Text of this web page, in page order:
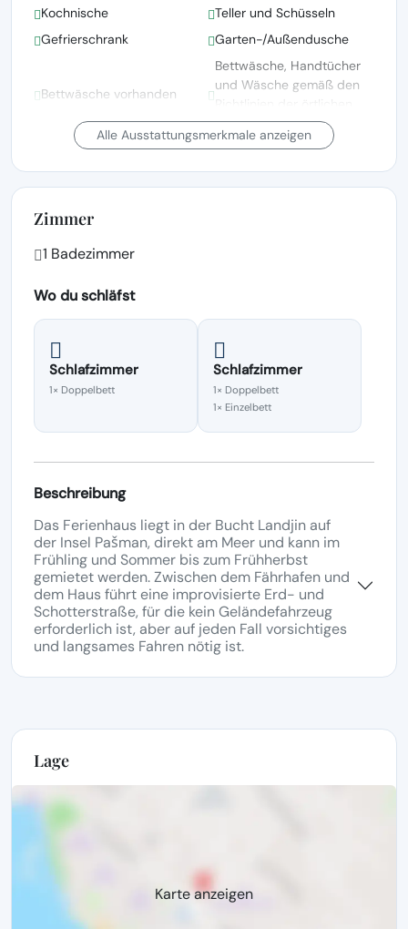
Kochnische
Teller und Schüsseln
Gefrierschrank
Garten-/Außendusche
Bettwäsche vorhanden
Bettwäsche, Handtücher
und Wäsche gemäß den
Behörden gewaschen
Garten
Grillen
Gartenmöbel
Gartenblick
Alle Ausstattungsmerkmale anzeigen
Zimmer
1 Badezimmer
Wo du schläfst
Schlafzimmer
1× Doppelbett
Schlafzimmer
1× Doppelbett
1× Einzelbett
Beschreibung
Das Ferienhaus liegt in der Bucht Landjin auf
der Insel Pašman, direkt am Meer und kann im
Frühling und Sommer bis zum Frühherbst
gemietet werden. Zwischen dem Fährhafen und
dem Haus führt eine improvisierte Erd- und
Schotterstraße, für die kein Geländefahrzeug
erforderlich ist, aber auf jeden Fall vorsichtiges
und langsames Fahren nötig ist.
Lage
Karte anzeigen